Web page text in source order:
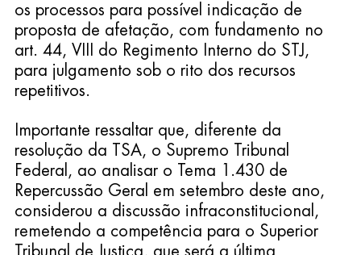
os processos para possível indicação de
proposta de afetação, com fundamento no
art. 44, VIII do Regimento Interno do STJ,
para julgamento sob o rito dos recursos
repetitivos.
Importante ressaltar que, diferente da
resolução da TSA, o Supremo Tribunal
Federal, ao analisar o Tema 1.430 de
Repercussão Geral em setembro deste ano,
considerou a discussão infraconstitucional,
remetendo a competência para o Superior
Tribunal de Justiça, que será a última